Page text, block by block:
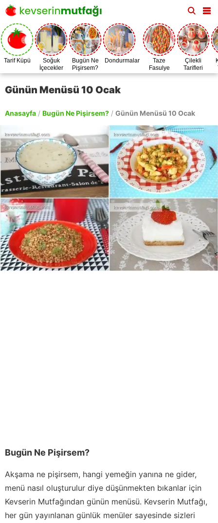
Tarif Küpü
Soğuk
İçecekler
Bugün Ne
Pişirsem?
Dondurmalar
Taze
Fasulye
Zamanı
Çilekli
Tarifleri
Günün Menüsü 10 Ocak
Anasayfa / Bugün Ne Pişirsem? / Günün Menüsü 10 Ocak
Bugün Ne Pişirsem?
Akşama ne pişirsem, hangi yemeğin yanına ne gider,
menü nasıl oluşturulur diye düşünmekten bıkanlar için
Kevserin Mutfağından günün menüsü. Kevserin Mutfağı,
her gün yayınlanan günlük menüler sayesinde sizleri